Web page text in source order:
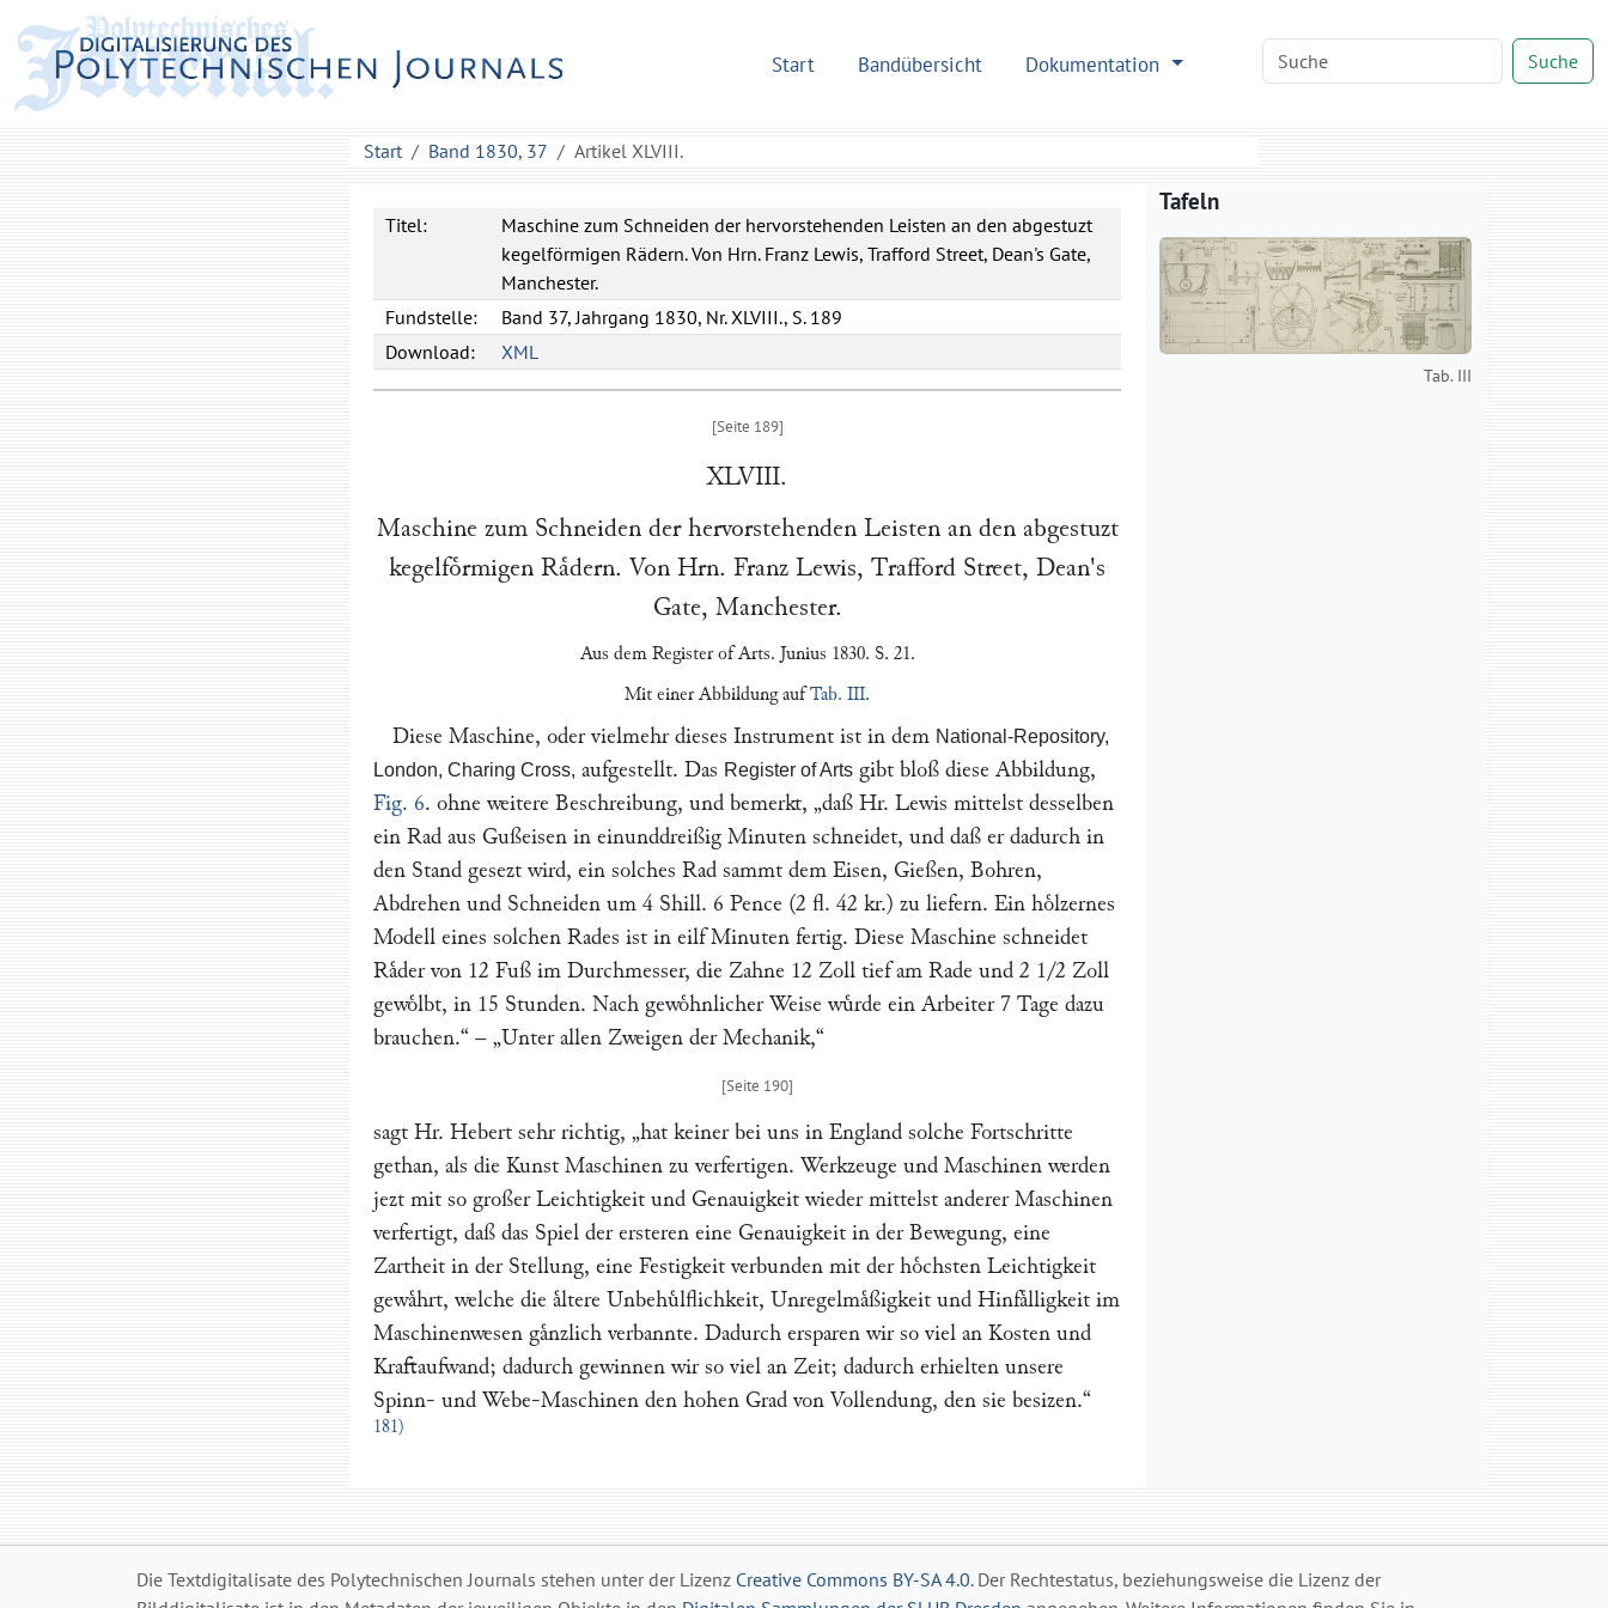
Start Bandübersicht Dokumentation Suche
Start Band 1830, 37 Artikel XLVIII.
Titel:
Maschine zum Schneiden der hervorstehenden Leisten an den abgestuzt
kegelförmigen Rädern. Von Hrn. Franz Lewis, Trafford Street, Dean's Gate,
Manchester.
Fundstelle:
Band 37, Jahrgang 1830, Nr. XLVIII., S. 189
Download:
XML
XLVIII.
Maschine zum Schneiden der hervorstehenden Leisten an den abgestuzt
kegelfoͤrmigen Raͤdern. Von Hrn. Franz Lewis, Trafford Street, Dean's
Gate, Manchester.
Aus dem Register of Arts. Junius 1830. S. 21.
Mit einer Abbildung aufTab. III.
Diese Maschine, oder vielmehr dieses Instrument ist in dem National-Repository,
London, Charing Cross, aufgestellt. Das Register of Arts gibt bloß diese Abbildung,
Fig. 6. ohne weitere Beschreibung, und bemerkt, „daß Hr. Lewis mittelst desselben
ein Rad aus Gußeisen in einunddreißig Minuten schneidet, und daß er dadurch in
den Stand gesezt wird, ein solches Rad sammt dem Eisen, Gießen, Bohren,
Abdrehen und Schneiden um 4 Shill. 6 Pence (2 fl. 42 kr.) zu liefern. Ein hoͤlzernes
Modell eines solchen Rades ist in eilf Minuten fertig. Diese Maschine schneidet
Raͤder von 12 Fuß im Durchmesser, die Zahne 12 Zoll tief am Rade und 2 1/2 Zoll
gewoͤlbt, in 15 Stunden. Nach gewoͤhnlicher Weise wuͤrde ein Arbeiter 7 Tage dazu
brauchen.“ – „Unter allen Zweigen der Mechanik,“
sagt Hr. Hebert sehr richtig, „hat keiner bei uns in England solche Fortschritte
gethan, als die Kunst Maschinen zu verfertigen. Werkzeuge und Maschinen werden
jezt mit so großer Leichtigkeit und Genauigkeit wieder mittelst anderer Maschinen
verfertigt, daß das Spiel der ersteren eine Genauigkeit in der Bewegung, eine
Zartheit in der Stellung, eine Festigkeit verbunden mit der hoͤchsten Leichtigkeit
gewaͤhrt, welche die aͤltere Unbehuͤlflichkeit, Unregelmaͤßigkeit und Hinfaͤlligkeit im
Maschinenwesen gaͤnzlich verbannte. Dadurch ersparen wir so viel an Kosten und
Kraftaufwand; dadurch gewinnen wir so viel an Zeit; dadurch erhielten unsere
Spinn- und Webe-Maschinen den hohen Grad von Vollendung, den sie besizen.“
181)
Tafeln
Tab. III
Die Textdigitalisate des Polytechnischen Journals stehen unter der Lizenz Creative Commons BY-SA 4.0. Der Rechtestatus, beziehungsweise die Lizenz der